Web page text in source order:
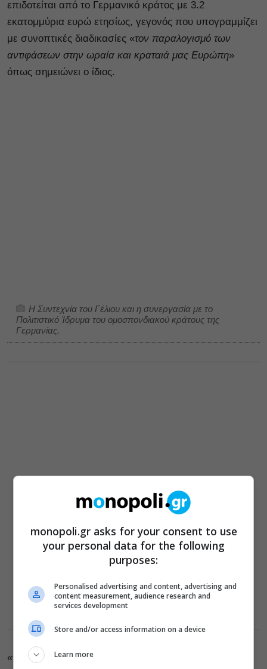
επιδοτείται από το Γερμανικό κράτος με 3.2
εκατομμύρια ευρώ ετησίως, γεγονός που υπογραμμίζει
με συνοπτικές διαδικασίες «τον παραλογισμό των
αντιφάσεων στην ωραία και κραταιά μας Ευρώπη»
όπως σημειώνει ο ίδιος.
Η Συντεχνία του Γέλιου και η συνεργασία με το
Πολιτιστικό Ίδρυμα του ομοσπονδιακού κράτους της
Γερμανίας.
«To Grips όπως και άλλα θέατρα για νέους έχουν τη
monopoli.gr asks for your consent to use
your personal data for the following
purposes:
Personalised advertising and content, advertising and
content measurement, audience research and
services development
Store and/or access information on a device
Learn more